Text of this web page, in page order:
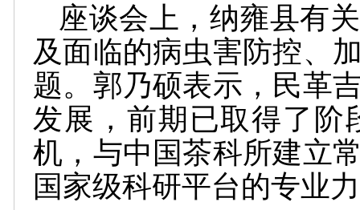
座谈会上，纳雍县有
及面临的病虫害防控、
题。郭乃硕表示，民革
发展，前期已取得了阶
机，与中国茶科所建立
国家级科研平台的专业